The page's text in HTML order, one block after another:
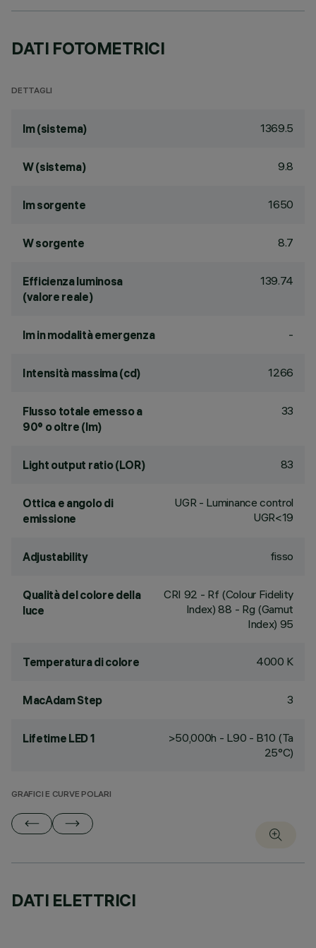
DATI FOTOMETRICI
DETTAGLI
lm (sistema) 1369.5
W (sistema) 9.8
lm sorgente 1650
W sorgente 8.7
Efficienza luminosa
(valore reale)
139.74
lm in modalità emergenza -
Intensità massima (cd) 1266
Flusso totale emesso a
90° o oltre (lm)
33
Light output ratio (LOR) 83
Ottica e angolo di
emissione
UGR - Luminance control
UGR<19
Adjustability fisso
Qualità del colore della
luce
CRI 92 - Rf (Colour Fidelity
Index) 88 - Rg (Gamut
Index) 95
Temperatura di colore 4000 K
MacAdam Step 3
Lifetime LED 1
>50,000h - L90 - B10 (Ta
25°C)
GRAFICI E CURVE POLARI
DATI ELETTRICI